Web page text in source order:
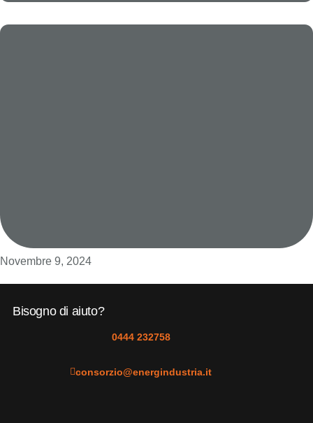
Novembre 9, 2024
Bisogno di aiuto?
0444 232758
consorzio@energindustria.it